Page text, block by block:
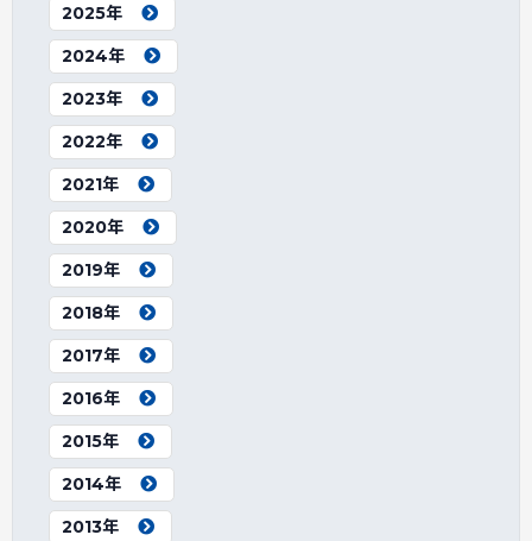
2025年
2024年
2023年
2022年
2021年
2020年
2019年
2018年
2017年
2016年
2015年
2014年
2013年